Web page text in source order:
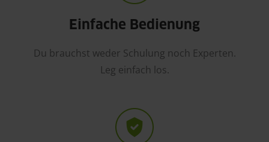
Einfache Bedienung
Du brauchst weder Schulung noch Experten.
Leg einfach los.